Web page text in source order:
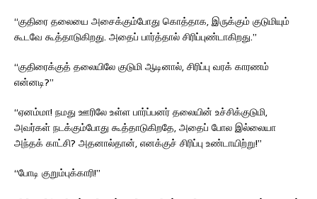
“குதிரை தலையை அசைக்கும்போது கொத்தாக, இருக்கும் குடுமியும்
கூடவே கூத்தாடுகிறது. அதைப் பார்த்தால் சிரிப்புண்டாகிறது.”
“குதிரைக்குத் தலையிலே குடுமி ஆடினால், சிரிப்பு வரக் காரணம்
என்னடி?”
“ஏனம்மா! நமது ஊரிலே உள்ள பார்ப்பனர் தலையின் உச்சிக்குடுமி,
அவர்கள் நடக்கும்போது கூத்தாடுகிறதே, அதைப் போல இல்லையா
அந்தக் காட்சி? அதனால்தான், எனக்குச் சிரிப்பு உண்டாயிற்று!”
“போடி குறும்புக்காரி!”